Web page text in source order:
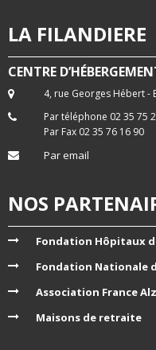
LA FILANDIERE
CENTRE
4, rue Georges Hébert -
Par téléphone 02 35 75
Par Fax 02 35 76 16 90
Par email
NOS
Fondation Hôpitaux
Fondation Nationale
Association France
Maisons de retraite